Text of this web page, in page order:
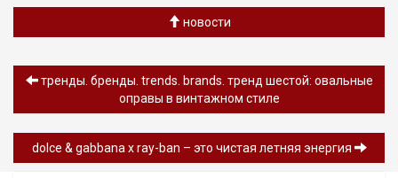
новости
тренды. бренды. trends. brands. тренд шестой: овальные
оправы в винтажном стиле
dolce & gabbana x ray-ban – это чистая летняя энергия